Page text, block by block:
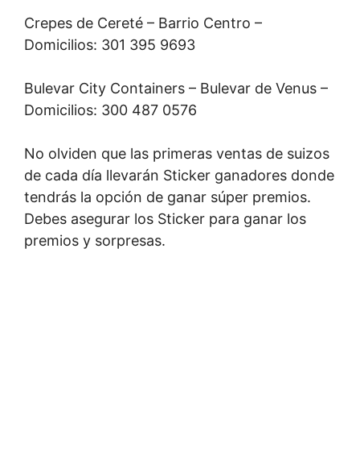
Crepes de Cereté – Barrio Centro –
Domicilios: 301 395 9693
Bulevar City Containers – Bulevar de Venus –
Domicilios: 300 487 0576
No olviden que las primeras ventas de suizos
de cada día llevarán Sticker ganadores donde
tendrás la opción de ganar súper premios.
Debes asegurar los Sticker para ganar los
premios y sorpresas.